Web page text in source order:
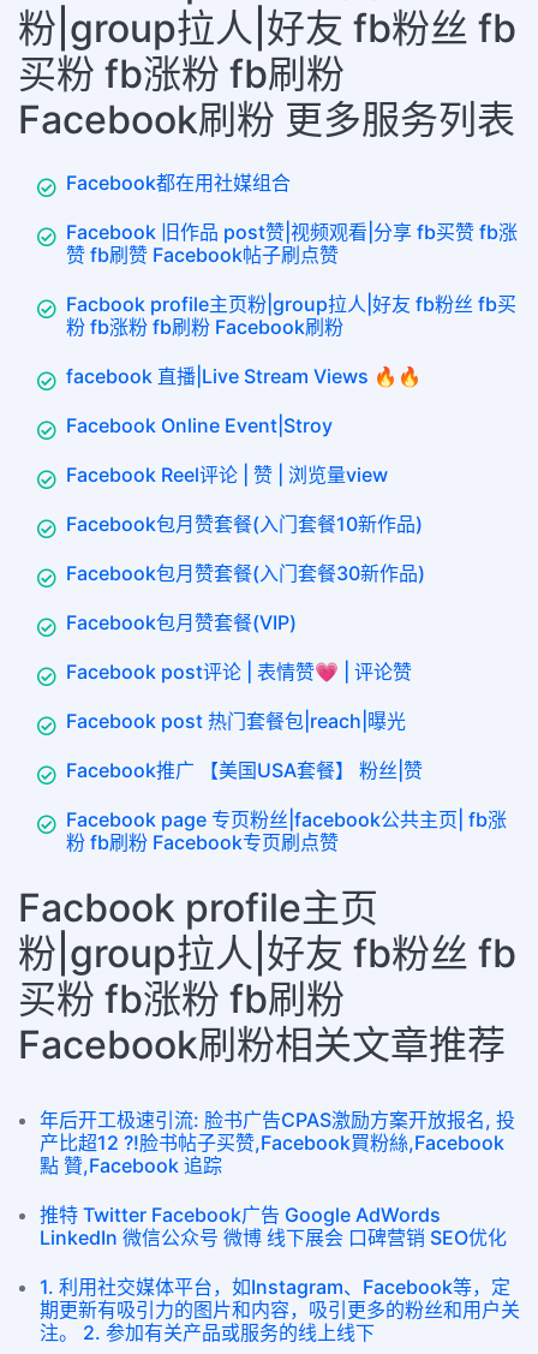
粉|group拉人|好友 fb粉丝 fb
买粉 fb涨粉 fb刷粉
Facebook刷粉 更多服务列表
Facebook都在用社媒组合
Facebook 旧作品 post赞|视频观看|分享 fb买赞 fb涨
赞 fb刷赞 Facebook帖子刷点赞
Facbook profile主页粉|group拉人|好友 fb粉丝 fb买
粉 fb涨粉 fb刷粉 Facebook刷粉
facebook 直播|Live Stream Views 🔥🔥
Facebook Online Event|Stroy
Facebook Reel评论 | 赞 | 浏览量view
Facebook包月赞套餐(入门套餐10新作品)
Facebook包月赞套餐(入门套餐30新作品)
Facebook包月赞套餐(VIP)
Facebook post评论 | 表情赞💗 | 评论赞
Facebook post 热门套餐包|reach|曝光
Facebook推广 【美国USA套餐】 粉丝|赞
Facebook page 专页粉丝|facebook公共主页| fb涨
粉 fb刷粉 Facebook专页刷点赞
Facbook profile主页
粉|group拉人|好友 fb粉丝 fb
买粉 fb涨粉 fb刷粉
Facebook刷粉相关文章推荐
年后开工极速引流: 脸书广告CPAS激励方案开放报名, 投
产比超12 ?!脸书帖子买赞,Facebook買粉絲,Facebook
點 贊,Facebook 追踪
推特 Twitter Facebook广告 Google AdWords
LinkedIn 微信公众号 微博 线下展会 口碑营销 SEO优化
1. 利用社交媒体平台，如Instagram、Facebook等，定
期更新有吸引力的图片和内容，吸引更多的粉丝和用户关
注。 2. 参加有关产品或服务的线上线下